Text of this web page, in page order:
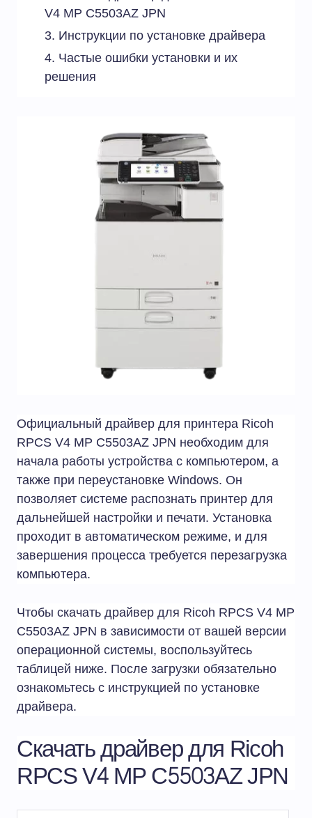
V4 MP C5503AZ JPN
Инструкции по установке драйвера
Частые ошибки установки и их
решения
Официальный драйвер для принтера Ricoh
RPCS V4 MP C5503AZ JPN необходим для
начала работы устройства с компьютером, а
также при переустановке Windows. Он
позволяет системе распознать принтер для
дальнейшей настройки и печати. Установка
проходит в автоматическом режиме, и для
завершения процесса требуется перезагрузка
компьютера.
Чтобы скачать драйвер для Ricoh RPCS V4 MP
C5503AZ JPN в зависимости от вашей версии
операционной системы, воспользуйтесь
таблицей ниже. После загрузки обязательно
ознакомьтесь с инструкцией по установке
драйвера.
Скачать драйвер для Ricoh
RPCS V4 MP C5503AZ JPN